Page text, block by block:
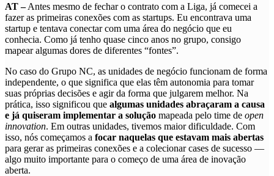
AT –Antes mesmo de fechar o contrato com a Liga, já comecei a
fazer as primeiras conexões com as startups. Eu encontrava uma
startup e tentava conectar com uma área do negócio que eu
conhecia. Como já tenho quase cinco anos no grupo, consigo
mapear algumas dores de diferentes “fontes”.
No caso do Grupo NC, as unidades de negócio funcionam de forma
independente, o que significa que elas têm autonomia para tomar
suas próprias decisões e agir da forma que julgarem melhor. Na
prática, isso significou que algumas unidades abraçaram a causa
e já quiseram implementar a solução mapeada pelo time de open
innovation. Em outras unidades, tivemos maior dificuldade. Com
isso, nós começamos a focar naquelas que estavam mais abertas
para gerar as primeiras conexões e a colecionar cases de sucesso —
algo muito importante para o começo de uma área de inovação
aberta.